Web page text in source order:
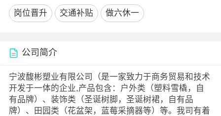
岗位晋升 交通补贴 做六休一
公司简介
宁波馥彬塑业有限公司（是一家致力于商务贸易和技术
开发于一体的企业,产品包含：户外类（塑料雪橇，自
有品牌）、装饰类（圣诞树脚，圣诞树裙，自有品
牌）、田园类（花盆架，蓝莓采摘器等）等。我司有着